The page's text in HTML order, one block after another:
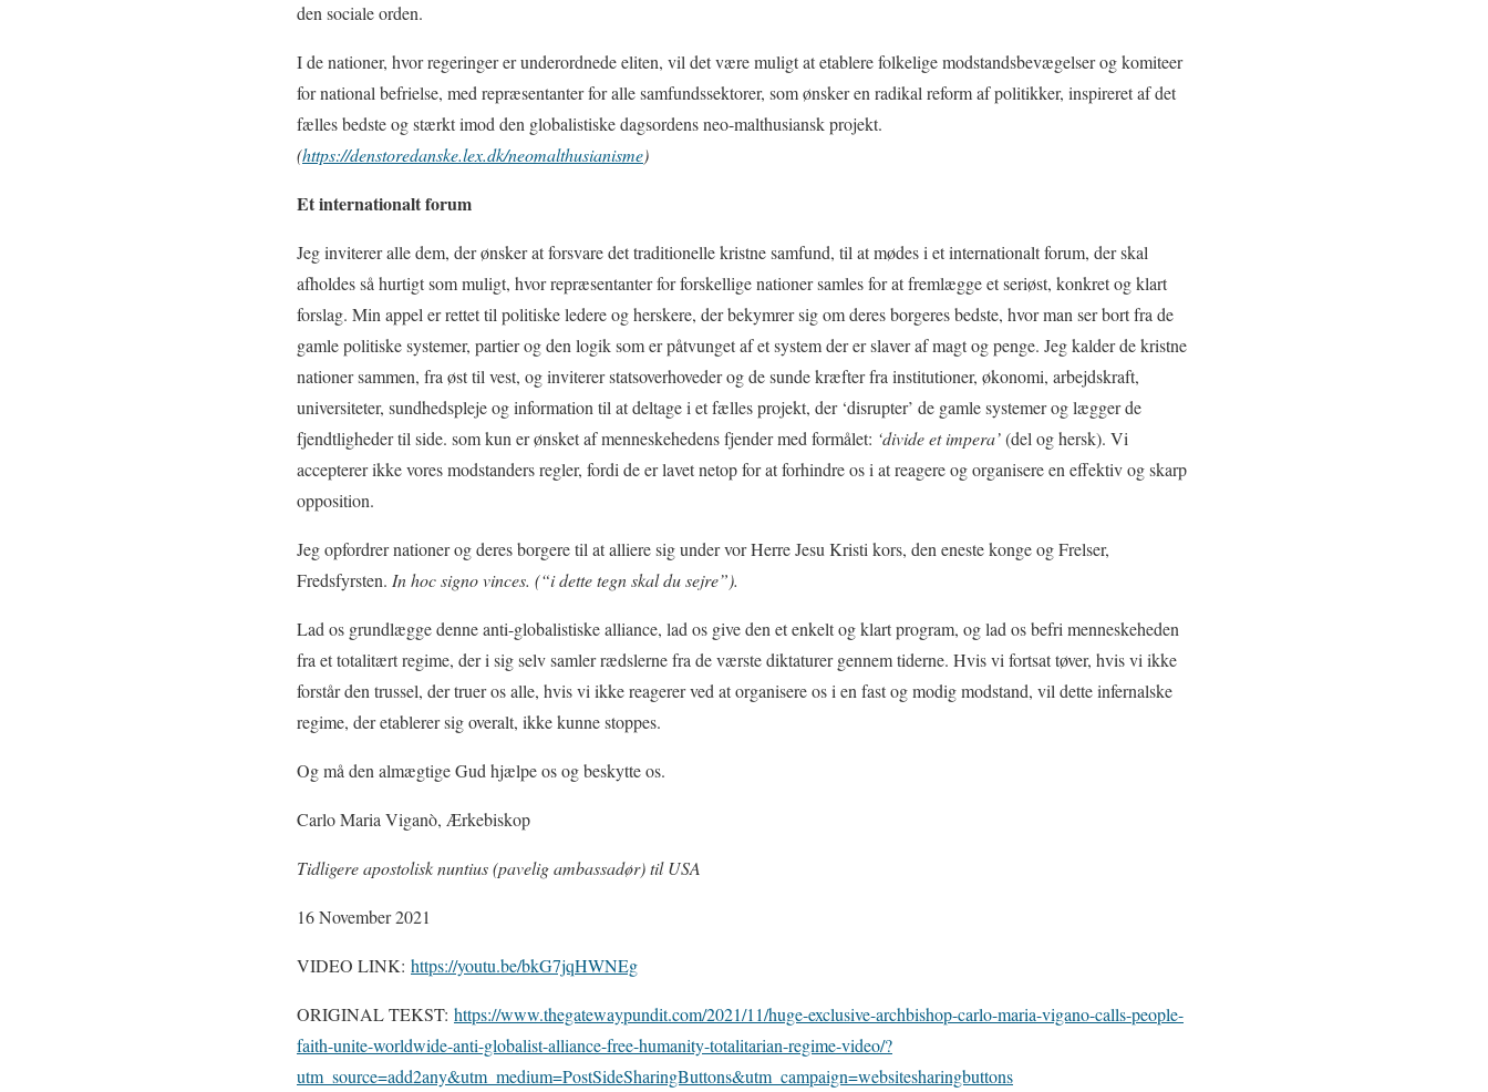
den sociale orden.
I de nationer, hvor regeringer er underordnede eliten, vil det være muligt at etablere folkelige modstandsbevægelser og komiteer
for national befrielse, med repræsentanter for alle samfundssektorer, som ønsker en radikal reform af politikker, inspireret af det
fælles bedste og stærkt imod den globalistiske dagsordens neo-malthusiansk projekt.
(https://denstoredanske.lex.dk/neomalthusianisme)
Et internationalt forum
Jeg inviterer alle dem, der ønsker at forsvare det traditionelle kristne samfund, til at mødes i et internationalt forum, der skal
afholdes så hurtigt som muligt, hvor repræsentanter for forskellige nationer samles for at fremlægge et seriøst, konkret og klart
forslag. Min appel er rettet til politiske ledere og herskere, der bekymrer sig om deres borgeres bedste, hvor man ser bort fra de
gamle politiske systemer, partier og den logik som er påtvunget af et system der er slaver af magt og penge. Jeg kalder de kristne
nationer sammen, fra øst til vest, og inviterer statsoverhoveder og de sunde kræfter fra institutioner, økonomi, arbejdskraft,
universiteter, sundhedspleje og information til at deltage i et fælles projekt, der ‘disrupter’ de gamle systemer og lægger de
fjendtligheder til side. som kun er ønsket af menneskehedens fjender med formålet: ‘divide et impera’(del og hersk). Vi
accepterer ikke vores modstanders regler, fordi de er lavet netop for at forhindre os i at reagere og organisere en effektiv og skarp
opposition.
Jeg opfordrer nationer og deres borgere til at alliere sig under vor Herre Jesu Kristi kors, den eneste konge og Frelser,
Fredsfyrsten. In hoc signo vinces. (“i dette tegn skal du sejre”).
Lad os grundlægge denne anti-globalistiske alliance, lad os give den et enkelt og klart program, og lad os befri menneskeheden
fra et totalitært regime, der i sig selv samler rædslerne fra de værste diktaturer gennem tiderne. Hvis vi fortsat tøver, hvis vi ikke
forstår den trussel, der truer os alle, hvis vi ikke reagerer ved at organisere os i en fast og modig modstand, vil dette infernalske
regime, der etablerer sig overalt, ikke kunne stoppes.
Og må den almægtige Gud hjælpe os og beskytte os.
Carlo Maria Viganò, Ærkebiskop
Tidligere apostolisk nuntius (pavelig ambassadør) til USA
16 November 2021
VIDEO LINK: https://youtu.be/bkG7jqHWNEg
ORIGINAL TEKST: https://www.thegatewaypundit.com/2021/11/huge-exclusive-archbishop-carlo-maria-vigano-calls-people-
faith-unite-worldwide-anti-globalist-alliance-free-humanity-totalitarian-regime-video/?
utm_source=add2any&utm_medium=PostSideSharingButtons&utm_campaign=websitesharingbuttons